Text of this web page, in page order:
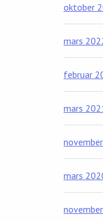
oktober
mars
februar
mars
mars